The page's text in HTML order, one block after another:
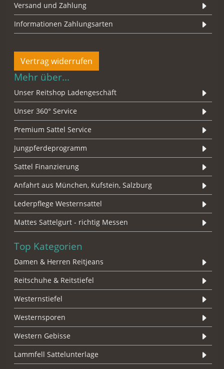
Versand und Zahlung
Informationen Zahlungsarten
Vertrag widerrufen
Mehr über...
Unser Reitshop Ladengeschäft
Unser 360° Service
Premium Sattel Service
Jungpferdeprogramm
Sattel Finanzierung
Anfahrt aus München, Kufstein, Salzburg
Lederpflege Westernsattel
Mattes Sattelgurt - richtig Messen
Top Kategorien
Damen & Herren Reitjeans
Reitschuhe & Reitstiefel
Westernstiefel
Westernsporen
Western Gebisse
Lammfell Sattelunterlage